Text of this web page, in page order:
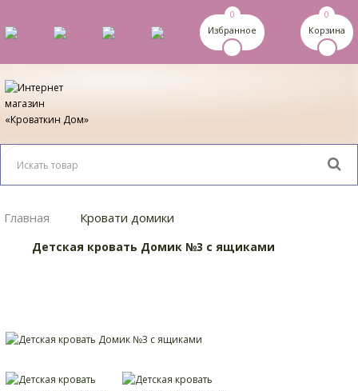
0
Избранное
0
Корзина
Главная Кровати домики
Детская кровать Домик №3 с ящиками